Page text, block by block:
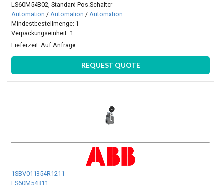
LS60M54B02, Standard Pos.Schalter
Automation / Automation / Automation
Mindestbestellmenge: 1
Verpackungseinheit: 1
Lieferzeit:Auf Anfrage
REQUEST QUOTE
1SBV011354R1211
LS60M54B11